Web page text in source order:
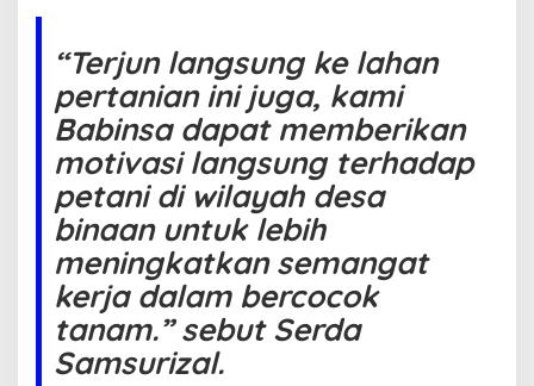
i
a
n
B
a
b
i
n
s
a
K
o
r
a
m
“Terjun langsung ke lahan
pertanian ini juga, kami
Babinsa dapat memberikan
motivasi langsung terhadap
petani di wilayah desa
binaan untuk lebih
meningkatkan semangat
kerja dalam bercocok
tanam.” sebut Serda
Samsurizal.